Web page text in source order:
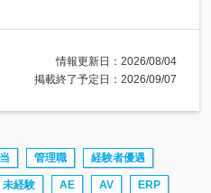
情報更新日：2026/08/04
掲載終了予定日：2026/09/07
管理職 経験者優遇
未経験 AE AV ERP